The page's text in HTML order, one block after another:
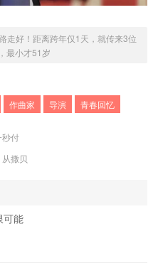
走好！距离跨年仅1天，就传来3位
最小才51岁
作曲家 导演 青春回忆
秒付
撒贝
可能